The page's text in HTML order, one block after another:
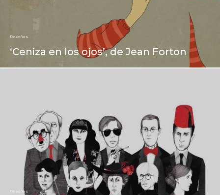
Reseñas
‘Ceniza en los ojos’, de Jean Forton
Reseñas